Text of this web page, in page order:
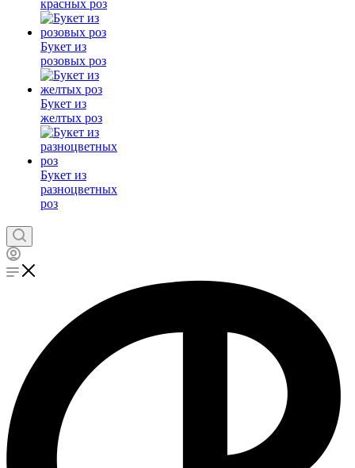
красных роз
Букет из
розовых роз
Букет из
желтых роз
Букет из
разноцветных
роз